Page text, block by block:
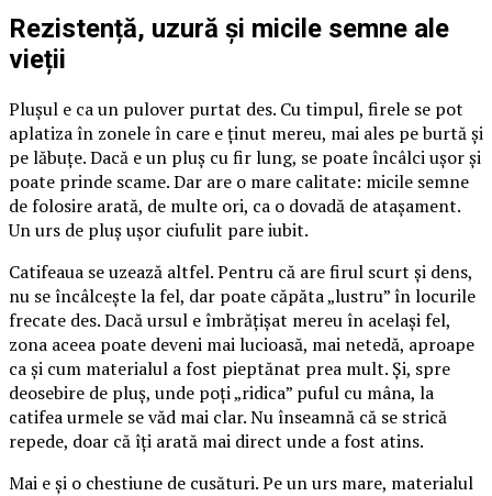
Rezistență, uzură și micile semne ale
vieții
Plușul e ca un pulover purtat des. Cu timpul, firele se pot
aplatiza în zonele în care e ținut mereu, mai ales pe burtă și
pe lăbuțe. Dacă e un pluș cu fir lung, se poate încâlci ușor și
poate prinde scame. Dar are o mare calitate: micile semne
de folosire arată, de multe ori, ca o dovadă de atașament.
Un urs de pluș ușor ciufulit pare iubit.
Catifeaua se uzează altfel. Pentru că are firul scurt și dens,
nu se încâlcește la fel, dar poate căpăta „lustru” în locurile
frecate des. Dacă ursul e îmbrățișat mereu în același fel,
zona aceea poate deveni mai lucioasă, mai netedă, aproape
ca și cum materialul a fost pieptănat prea mult. Și, spre
deosebire de pluș, unde poți „ridica” puful cu mâna, la
catifea urmele se văd mai clar. Nu înseamnă că se strică
repede, doar că îți arată mai direct unde a fost atins.
Mai e și o chestiune de cusături. Pe un urs mare, materialul